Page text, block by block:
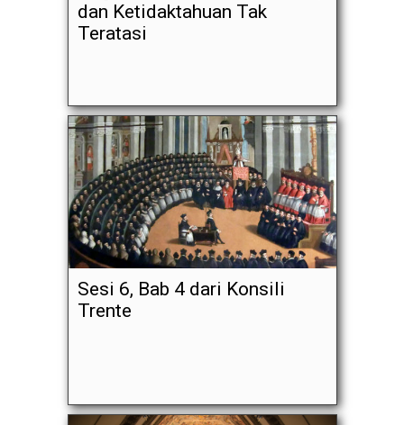
dan Ketidaktahuan Tak
Teratasi
Sesi 6, Bab 4 dari Konsili
Trente